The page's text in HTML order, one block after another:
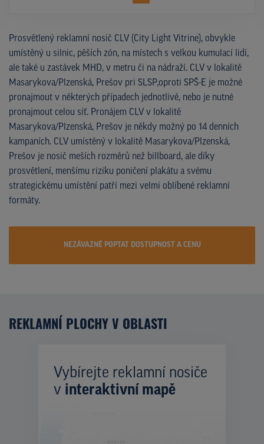
Prosvětlený reklamní nosič CLV (City Light Vitrine), obvykle
umístěný u silnic, pěších zón, na místech s velkou kumulací lidí,
ale také u zastávek MHD, v metru či na nádraží. CLV v lokalitě
Masarykova/Plzenská, Prešov pri SLSP,oproti SPŠ-E je možné
pronajmout v některých případech jednotlivě, nebo je nutné
pronajmout celou síť. Pronájem CLV v lokalitě
Masarykova/Plzenská, Prešov je někdy možný po 14 denních
kampaních. CLV umístěný v lokalitě Masarykova/Plzenská,
Prešov je nosič meších rozměrů než billboard, ale díky
prosvětlení, menšímu riziku poničení plakátu a svému
strategickému umístění patří mezi velmi oblíbené reklamní
formáty.
NEZÁVAZNĚ POPTAT DOSTUPNOST A CENU
REKLAMNÍ PLOCHY V OBLASTI
Vybírejte reklamní nosiče
v interaktivní mapě